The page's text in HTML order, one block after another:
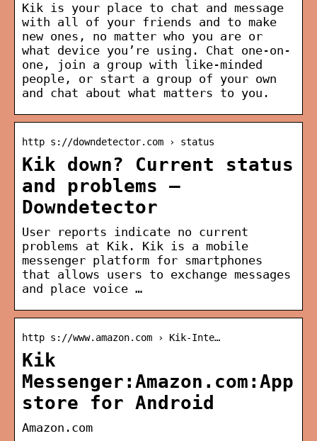
Kik is your place to chat and message
with all of your friends and to make
new ones, no matter who you are or
what device you’re using. Chat one-on-
one, join a group with like-minded
people, or start a group of your own
and chat about what matters to you.
http s://downdetector.com › status
Kik down? Current status
and problems –
Downdetector
User reports indicate no current
problems at Kik. Kik is a mobile
messenger platform for smartphones
that allows users to exchange messages
and place voice …
http s://www.amazon.com › Kik-Inte…
Kik
Messenger:Amazon.com:App
store for Android
Amazon.com